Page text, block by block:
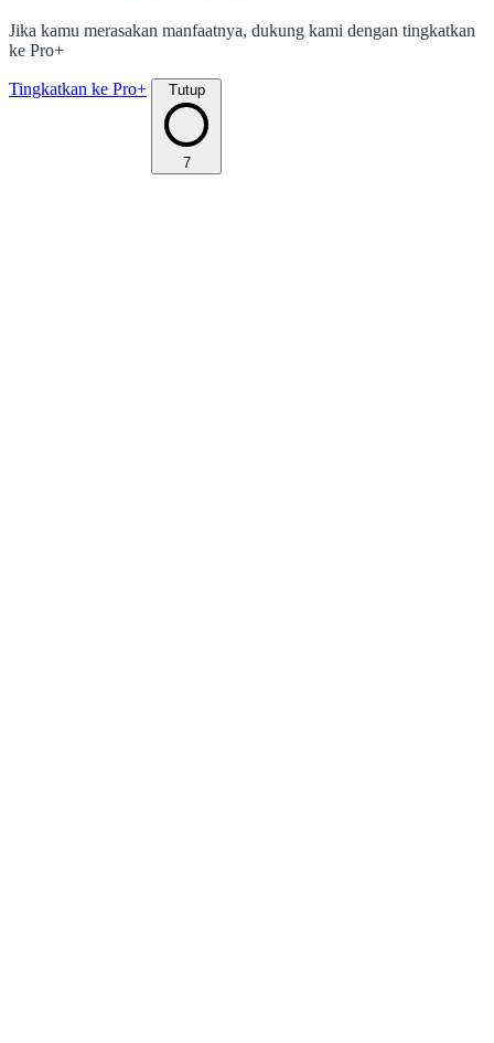
Jika kamu merasakan manfaatnya, dukung kami dengan tingkatkan
ke Pro+
Tingkatkan ke Pro+ Tutup
7